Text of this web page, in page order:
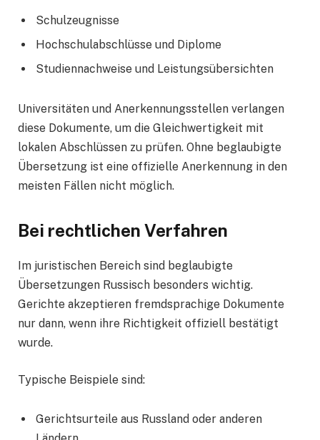
Schulzeugnisse
Hochschulabschlüsse und Diplome
Studiennachweise und Leistungsübersichten
Universitäten und Anerkennungsstellen verlangen
diese Dokumente, um die Gleichwertigkeit mit
lokalen Abschlüssen zu prüfen. Ohne beglaubigte
Übersetzung ist eine offizielle Anerkennung in den
meisten Fällen nicht möglich.
Bei rechtlichen Verfahren
Im juristischen Bereich sind beglaubigte
Übersetzungen Russisch besonders wichtig.
Gerichte akzeptieren fremdsprachige Dokumente
nur dann, wenn ihre Richtigkeit offiziell bestätigt
wurde.
Typische Beispiele sind:
Gerichtsurteile aus Russland oder anderen